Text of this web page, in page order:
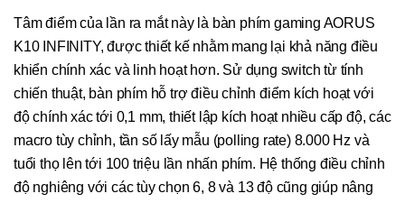
Tâm điểm của lần ra mắt này là bàn phím gaming AORUS
K10 INFINITY, được thiết kế nhằm mang lại khả năng điều
khiển chính xác và linh hoạt hơn. Sử dụng switch từ tính
chiến thuật, bàn phím hỗ trợ điều chỉnh điểm kích hoạt với
độ chính xác tới 0,1 mm, thiết lập kích hoạt nhiều cấp độ, các
macro tùy chỉnh, tần số lấy mẫu (polling rate) 8.000 Hz và
tuổi thọ lên tới 100 triệu lần nhấn phím. Hệ thống điều chỉnh
độ nghiêng với các tùy chọn 6, 8 và 13 độ cũng giúp nâng